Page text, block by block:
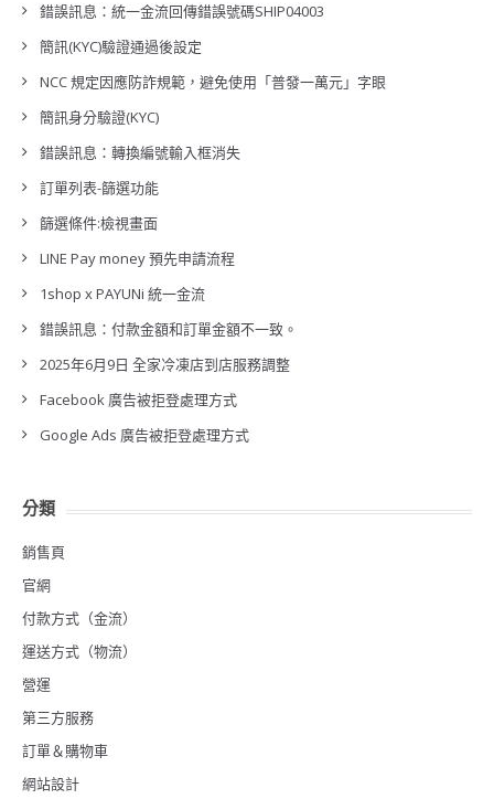
錯誤訊息：統一金流回傳錯誤號碼SHIP04003
簡訊(KYC)驗證通過後設定
NCC 規定因應防詐規範，避免使用「普發一萬元」字眼
簡訊身分驗證(KYC)
錯誤訊息：轉換編號輸入框消失
訂單列表-篩選功能
篩選條件:檢視畫面
LINE Pay money 預先申請流程
1shop x PAYUNi 統一金流
錯誤訊息：付款金額和訂單金額不一致。
2025年6月9日 全家冷凍店到店服務調整
Facebook 廣告被拒登處理方式
Google Ads 廣告被拒登處理方式
分類
銷售頁
官網
付款方式（金流）
運送方式（物流）
營運
第三方服務
訂單＆購物車
網站設計